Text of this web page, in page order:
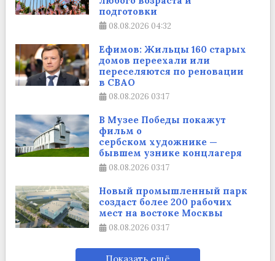
подготовки
08.08.2026 04:32
Ефимов: Жильцы 160 старых
домов переехали или
переселяются по реновации
в СВАО
08.08.2026 03:17
В Музее Победы покажут
фильм о
сербском художнике —
бывшем узнике концлагеря
08.08.2026 03:17
Новый промышленный парк
создаст более 200 рабочих
мест на востоке Москвы
08.08.2026 03:17